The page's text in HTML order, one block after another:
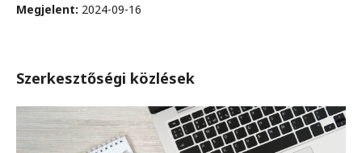
Megjelent: 2024-09-16
Szerkesztőségi közlések